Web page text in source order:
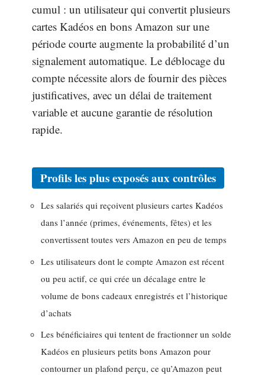
cumul : un utilisateur qui convertit plusieurs
cartes Kadéos en bons Amazon sur une
période courte augmente la probabilité d’un
signalement automatique. Le déblocage du
compte nécessite alors de fournir des pièces
justificatives, avec un délai de traitement
variable et aucune garantie de résolution
rapide.
Profils les plus exposés aux contrôles
Les salariés qui reçoivent plusieurs cartes Kadéos
dans l’année (primes, événements, fêtes) et les
convertissent toutes vers Amazon en peu de temps
Les utilisateurs dont le compte Amazon est récent
ou peu actif, ce qui crée un décalage entre le
volume de bons cadeaux enregistrés et l’historique
d’achats
Les bénéficiaires qui tentent de fractionner un solde
Kadéos en plusieurs petits bons Amazon pour
contourner un plafond perçu, ce qu’Amazon peut